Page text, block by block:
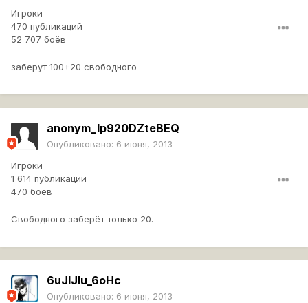
Игроки
470 публикаций
52 707 боёв
заберут 100+20 свободного
anonym_Ip920DZteBEQ
Опубликовано: 6 июня, 2013
Игроки
1 614 публикации
470 боёв
Свободного заберёт только 20.
6uJlJlu_6oHc
Опубликовано: 6 июня, 2013